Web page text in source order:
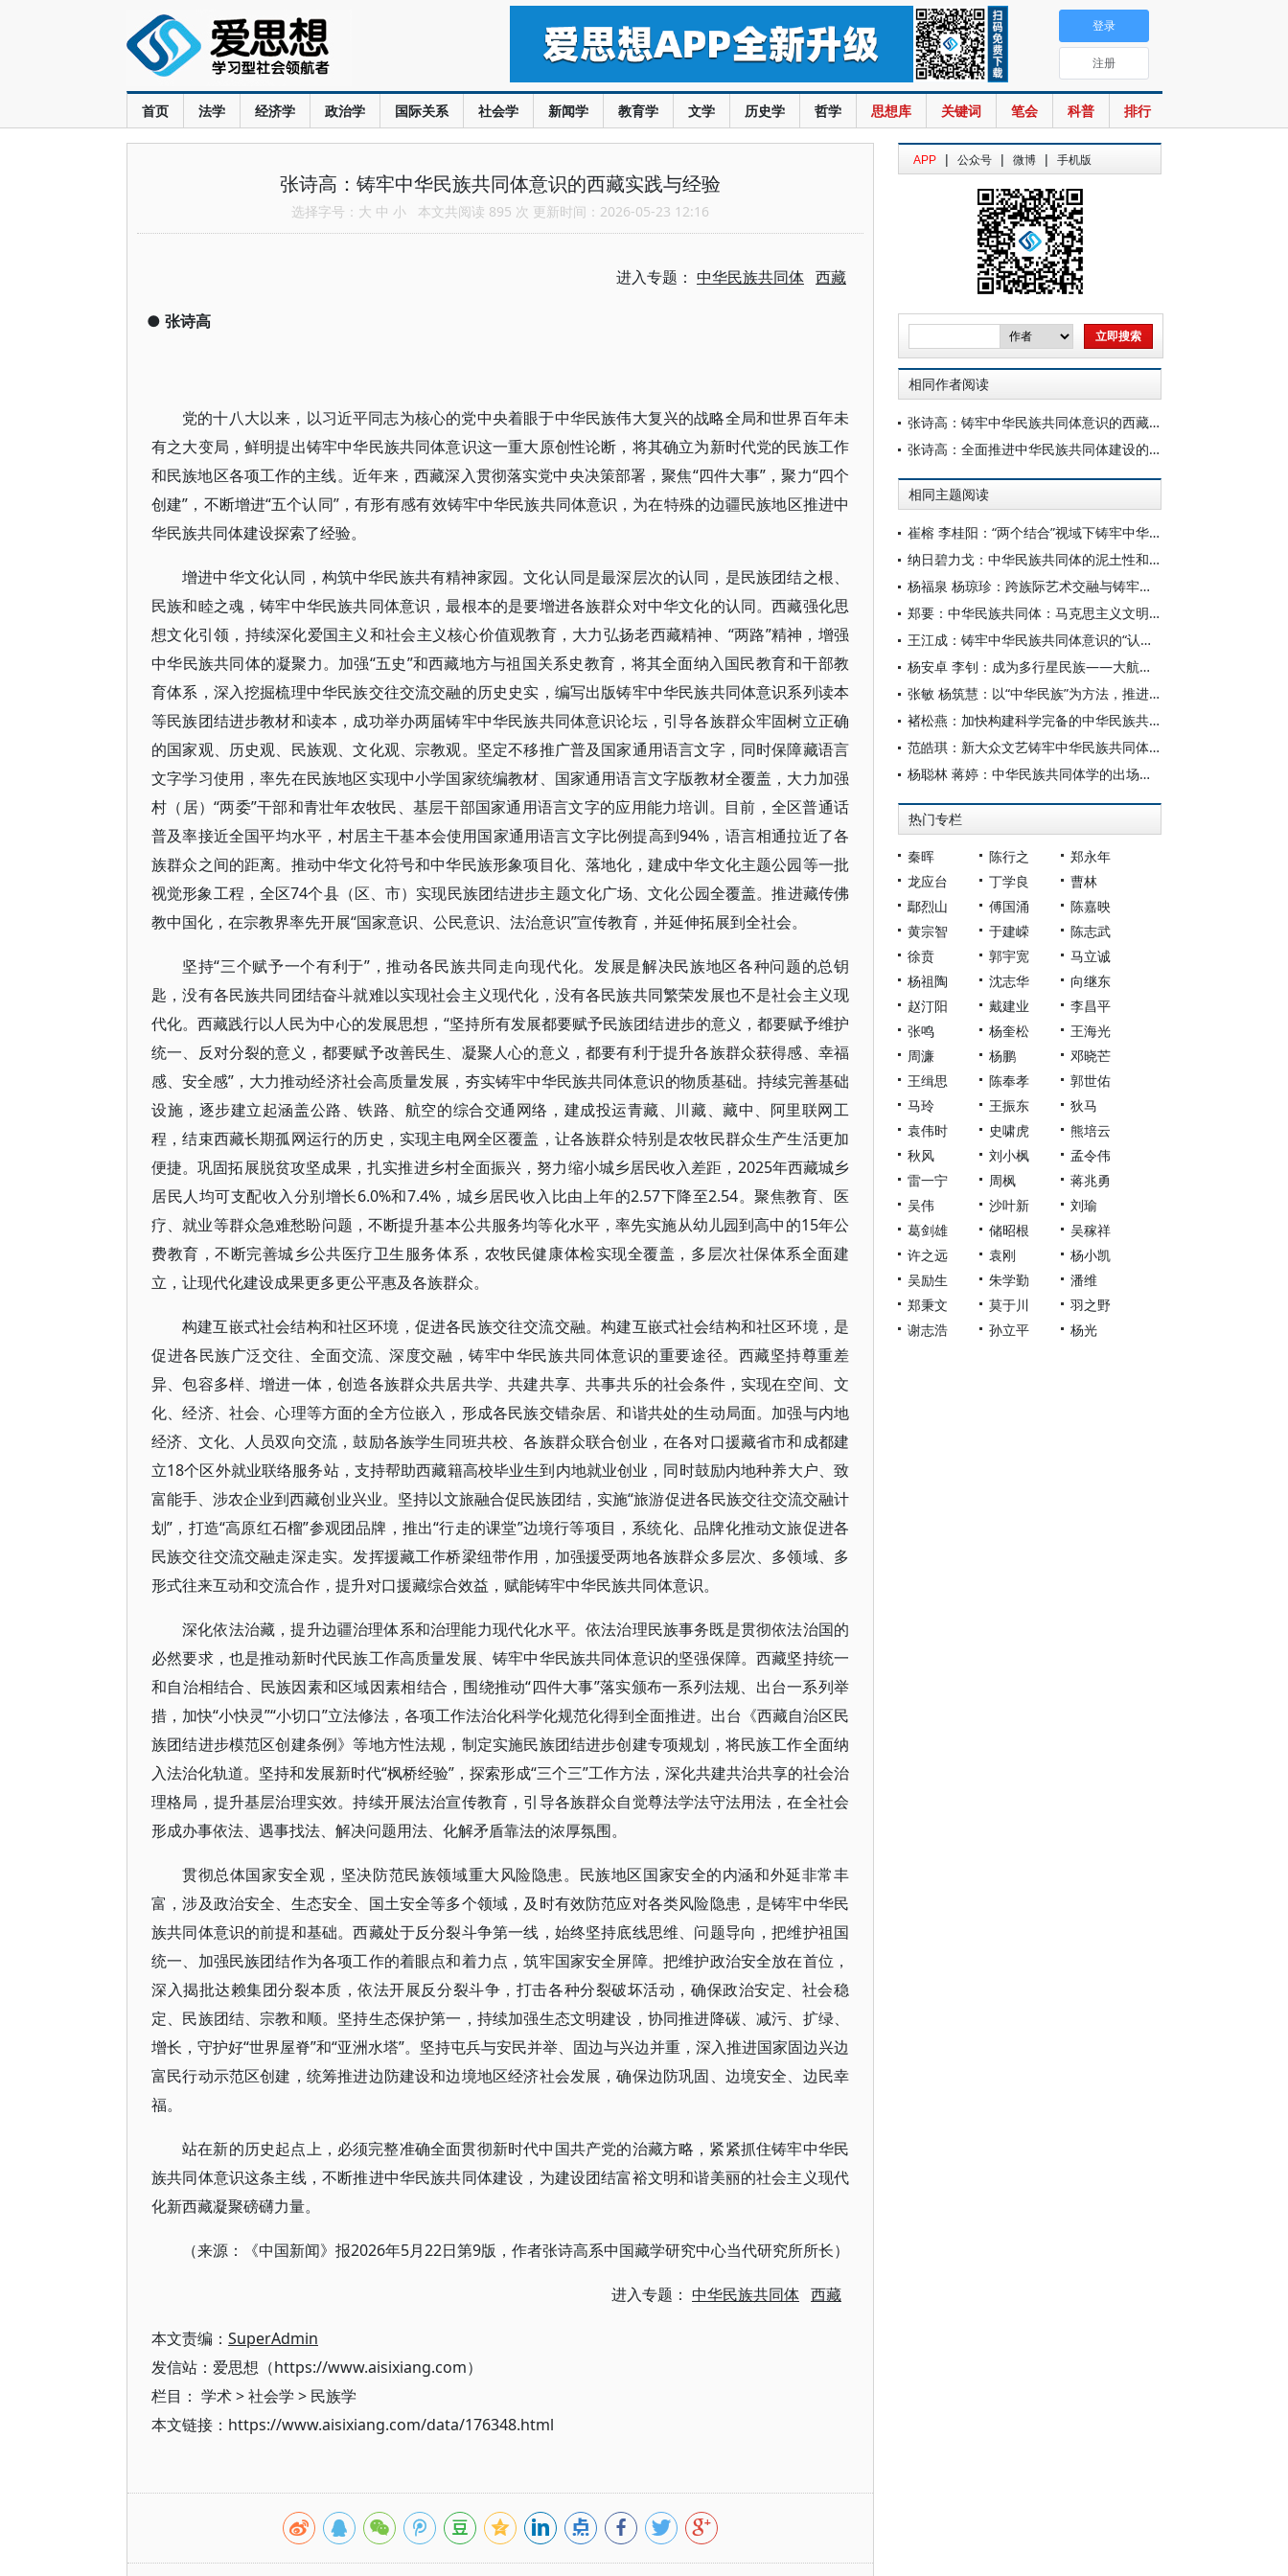
首页 法学 经济学 政治学 国际关系 社会学 新闻学 教育学 文学 历史学 哲学 思想库 关键词 笔会 科普 排行
登录
注册
张诗高：铸牢中华民族共同体意识的西藏实践与经验
选择字号： 大 中 小 本文共阅读 895 次 更新时间：2026-05-23 12:16
进入专题： 中华民族共同体 西藏
● 张诗高
党的十八大以来，以习近平同志为核心的党中央着眼于中华民族伟大复兴的战略全局和世界百年未
有之大变局，鲜明提出铸牢中华民族共同体意识这一重大原创性论断，将其确立为新时代党的民族工作
和民族地区各项工作的主线。近年来，西藏深入贯彻落实党中央决策部署，聚焦“四件大事”，聚力“四个
创建”，不断增进“五个认同”，有形有感有效铸牢中华民族共同体意识，为在特殊的边疆民族地区推进中
华民族共同体建设探索了经验。
增进中华文化认同，构筑中华民族共有精神家园。文化认同是最深层次的认同，是民族团结之根、
民族和睦之魂，铸牢中华民族共同体意识，最根本的是要增进各族群众对中华文化的认同。西藏强化思
想文化引领，持续深化爱国主义和社会主义核心价值观教育，大力弘扬老西藏精神、“两路”精神，增强
中华民族共同体的凝聚力。加强“五史”和西藏地方与祖国关系史教育，将其全面纳入国民教育和干部教
育体系，深入挖掘梳理中华民族交往交流交融的历史史实，编写出版铸牢中华民族共同体意识系列读本
等民族团结进步教材和读本，成功举办两届铸牢中华民族共同体意识论坛，引导各族群众牢固树立正确
的国家观、历史观、民族观、文化观、宗教观。坚定不移推广普及国家通用语言文字，同时保障藏语言
文字学习使用，率先在民族地区实现中小学国家统编教材、国家通用语言文字版教材全覆盖，大力加强
村（居）“两委”干部和青壮年农牧民、基层干部国家通用语言文字的应用能力培训。目前，全区普通话
普及率接近全国平均水平，村居主干基本会使用国家通用语言文字比例提高到94%，语言相通拉近了各
族群众之间的距离。推动中华文化符号和中华民族形象项目化、落地化，建成中华文化主题公园等一批
视觉形象工程，全区74个县（区、市）实现民族团结进步主题文化广场、文化公园全覆盖。推进藏传佛
教中国化，在宗教界率先开展“国家意识、公民意识、法治意识”宣传教育，并延伸拓展到全社会。
坚持“三个赋予一个有利于”，推动各民族共同走向现代化。发展是解决民族地区各种问题的总钥
匙，没有各民族共同团结奋斗就难以实现社会主义现代化，没有各民族共同繁荣发展也不是社会主义现
代化。西藏践行以人民为中心的发展思想，“坚持所有发展都要赋予民族团结进步的意义，都要赋予维护
统一、反对分裂的意义，都要赋予改善民生、凝聚人心的意义，都要有利于提升各族群众获得感、幸福
感、安全感”，大力推动经济社会高质量发展，夯实铸牢中华民族共同体意识的物质基础。持续完善基础
设施，逐步建立起涵盖公路、铁路、航空的综合交通网络，建成投运青藏、川藏、藏中、阿里联网工
程，结束西藏长期孤网运行的历史，实现主电网全区覆盖，让各族群众特别是农牧民群众生产生活更加
便捷。巩固拓展脱贫攻坚成果，扎实推进乡村全面振兴，努力缩小城乡居民收入差距，2025年西藏城乡
居民人均可支配收入分别增长6.0%和7.4%，城乡居民收入比由上年的2.57下降至2.54。聚焦教育、医
疗、就业等群众急难愁盼问题，不断提升基本公共服务均等化水平，率先实施从幼儿园到高中的15年公
费教育，不断完善城乡公共医疗卫生服务体系，农牧民健康体检实现全覆盖，多层次社保体系全面建
立，让现代化建设成果更多更公平惠及各族群众。
构建互嵌式社会结构和社区环境，促进各民族交往交流交融。构建互嵌式社会结构和社区环境，是
促进各民族广泛交往、全面交流、深度交融，铸牢中华民族共同体意识的重要途径。西藏坚持尊重差
异、包容多样、增进一体，创造各族群众共居共学、共建共享、共事共乐的社会条件，实现在空间、文
化、经济、社会、心理等方面的全方位嵌入，形成各民族交错杂居、和谐共处的生动局面。加强与内地
经济、文化、人员双向交流，鼓励各族学生同班共校、各族群众联合创业，在各对口援藏省市和成都建
立18个区外就业联络服务站，支持帮助西藏籍高校毕业生到内地就业创业，同时鼓励内地种养大户、致
富能手、涉农企业到西藏创业兴业。坚持以文旅融合促民族团结，实施“旅游促进各民族交往交流交融计
划”，打造“高原红石榴”参观团品牌，推出“行走的课堂”边境行等项目，系统化、品牌化推动文旅促进各
民族交往交流交融走深走实。发挥援藏工作桥梁纽带作用，加强援受两地各族群众多层次、多领域、多
形式往来互动和交流合作，提升对口援藏综合效益，赋能铸牢中华民族共同体意识。
深化依法治藏，提升边疆治理体系和治理能力现代化水平。依法治理民族事务既是贯彻依法治国的
必然要求，也是推动新时代民族工作高质量发展、铸牢中华民族共同体意识的坚强保障。西藏坚持统一
和自治相结合、民族因素和区域因素相结合，围绕推动“四件大事”落实颁布一系列法规、出台一系列举
措，加快“小快灵”“小切口”立法修法，各项工作法治化科学化规范化得到全面推进。出台《西藏自治区民
族团结进步模范区创建条例》等地方性法规，制定实施民族团结进步创建专项规划，将民族工作全面纳
入法治化轨道。坚持和发展新时代“枫桥经验”，探索形成“三个三”工作方法，深化共建共治共享的社会治
理格局，提升基层治理实效。持续开展法治宣传教育，引导各族群众自觉尊法学法守法用法，在全社会
形成办事依法、遇事找法、解决问题用法、化解矛盾靠法的浓厚氛围。
贯彻总体国家安全观，坚决防范民族领域重大风险隐患。民族地区国家安全的内涵和外延非常丰
富，涉及政治安全、生态安全、国土安全等多个领域，及时有效防范应对各类风险隐患，是铸牢中华民
族共同体意识的前提和基础。西藏处于反分裂斗争第一线，始终坚持底线思维、问题导向，把维护祖国
统一、加强民族团结作为各项工作的着眼点和着力点，筑牢国家安全屏障。把维护政治安全放在首位，
深入揭批达赖集团分裂本质，依法开展反分裂斗争，打击各种分裂破坏活动，确保政治安定、社会稳
定、民族团结、宗教和顺。坚持生态保护第一，持续加强生态文明建设，协同推进降碳、减污、扩绿、
增长，守护好“世界屋脊”和“亚洲水塔”。坚持屯兵与安民并举、固边与兴边并重，深入推进国家固边兴边
富民行动示范区创建，统筹推进边防建设和边境地区经济社会发展，确保边防巩固、边境安全、边民幸
福。
站在新的历史起点上，必须完整准确全面贯彻新时代中国共产党的治藏方略，紧紧抓住铸牢中华民
族共同体意识这条主线，不断推进中华民族共同体建设，为建设团结富裕文明和谐美丽的社会主义现代
化新西藏凝聚磅礴力量。
（来源：《中国新闻》报2026年5月22日第9版，作者张诗高系中国藏学研究中心当代研究所所长）
进入专题： 中华民族共同体 西藏
本文责编： SuperAdmin
发信站：爱思想（https://www.aisixiang.com）
栏目： 学术>社会学 > 民族学
本文链接：https://www.aisixiang.com/data/176348.html
APP | 公众号 | 微博 | 手机版
相同作者阅读
张诗高：铸牢中华民族共同体意识的西藏实践与经验
张诗高：全面推进中华民族共同体建设的西藏实践
相同主题阅读
崔榕 李桂阳：“两个结合”视域下铸牢中华民族共同体意识的理论创新
纳日碧力戈：中华民族共同体的泥土性和日常性——基于本土知识与民间智慧的探讨
杨福泉 杨琼珍：跨族际艺术交融与铸牢中华民族共同体意识之关系——以纳西族为例
郑要：中华民族共同体：马克思主义文明观的当代中国民族叙事
王江成：铸牢中华民族共同体意识的“认同价值”分析
杨安卓 李钊：成为多行星民族——大航天时代中华民族共同体的锻造与人类文明的跃迁
张敏 杨筑慧：以“中华民族”为方法，推进中华民族共同体学自主知识体系建设
褚松燕：加快构建科学完备的中华民族共同体理论体系
范皓琪：新大众文艺铸牢中华民族共同体意识：关联、实践与进路
杨聪林 蒋婷：中华民族共同体学的出场逻辑、学科内涵与建设路向 ——创新交叉学科自主知识体系、探索中国特色哲学社会科学发展范式
热门专栏
秦晖 陈行之
郑永年
龙应台
丁学良
曹林
鄢烈山
傅国涌
陈嘉映
黄宗智
于建嵘
陈志武
徐贲
郭宇宽
马立诚
杨祖陶
沈志华
向继东
赵汀阳
戴建业
李昌平
张鸣
杨奎松
王海光
周濂
杨鹏
邓晓芒
王缉思
陈奉孝
郭世佑
马玲
王振东
狄马
袁伟时
史啸虎
熊培云
秋风
刘小枫
孟令伟
雷一宁
周枫
蒋兆勇
吴伟
沙叶新
刘瑜
葛剑雄
储昭根
吴稼祥
许之远
袁刚
杨小凯
吴励生
朱学勤
潘维
郑秉文
莫于川
羽之野
谢志浩
孙立平 杨光